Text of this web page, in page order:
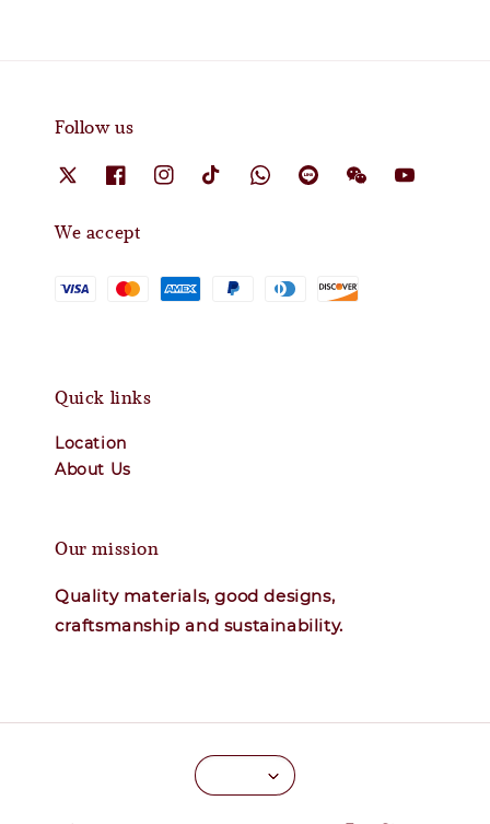
Follow us
We accept
Quick links
Location
About Us
Our mission
Quality materials, good designs,
craftsmanship and sustainability.